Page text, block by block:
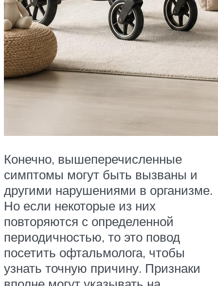
Конечно, вышеперечисленные
симптомы могут быть вызваны и
другими нарушениями в организме.
Но если некоторые из них
повторяются с определенной
периодичностью, то это повод
посетить офтальмолога, чтобы
узнать точную причину. Признаки